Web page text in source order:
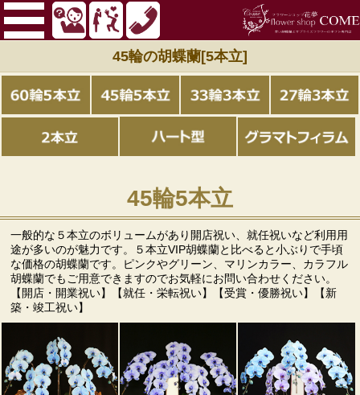
45輪の胡蝶蘭[5本立]
45輪5本立
一般的な５本立のボリュームがあり開店祝い、就任祝いなど利用用
途が多いのが魅力です。５本立VIP胡蝶蘭と比べると小ぶりで手頃
な価格の胡蝶蘭です。ピンクやグリーン、マリンカラー、カラフル
胡蝶蘭でもご用意できますのでお気軽にお問い合わせください。
【開店・開業祝い】【就任・栄転祝い】【受賞・優勝祝い】【新
築・竣工祝い】